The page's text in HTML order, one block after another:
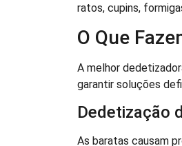
ratos, cupins,
O Que
A melhor
garantir soluções
Dedetização
As baratas causam